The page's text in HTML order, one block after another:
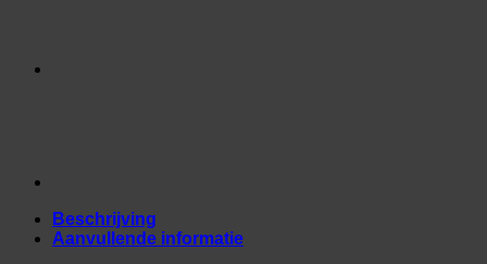
Beschrijving
Aanvullende informatie